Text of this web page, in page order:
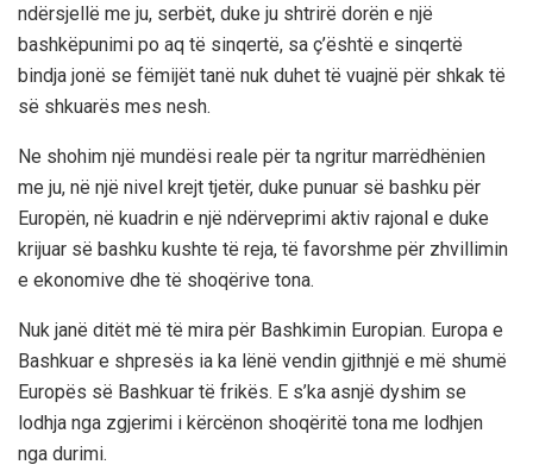
ndërsjellë me ju, serbët, duke ju shtrirë dorën e një
bashkëpunimi po aq të sinqertë, sa ç’është e sinqertë
bindja jonë se fëmijët tanë nuk duhet të vuajnë për shkak të
së shkuarës mes nesh.
Ne shohim një mundësi reale për ta ngritur marrëdhënien
me ju, në një nivel krejt tjetër, duke punuar së bashku për
Europën, në kuadrin e një ndërveprimi aktiv rajonal e duke
krijuar së bashku kushte të reja, të favorshme për zhvillimin
e ekonomive dhe të shoqërive tona.
Nuk janë ditët më të mira për Bashkimin Europian. Europa e
Bashkuar e shpresës ia ka lënë vendin gjithnjë e më shumë
Europës së Bashkuar të frikës. E s’ka asnjë dyshim se
lodhja nga zgjerimi i kërcënon shoqëritë tona me lodhjen
nga durimi.